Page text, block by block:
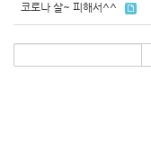
코로나 살~ 피해서^^